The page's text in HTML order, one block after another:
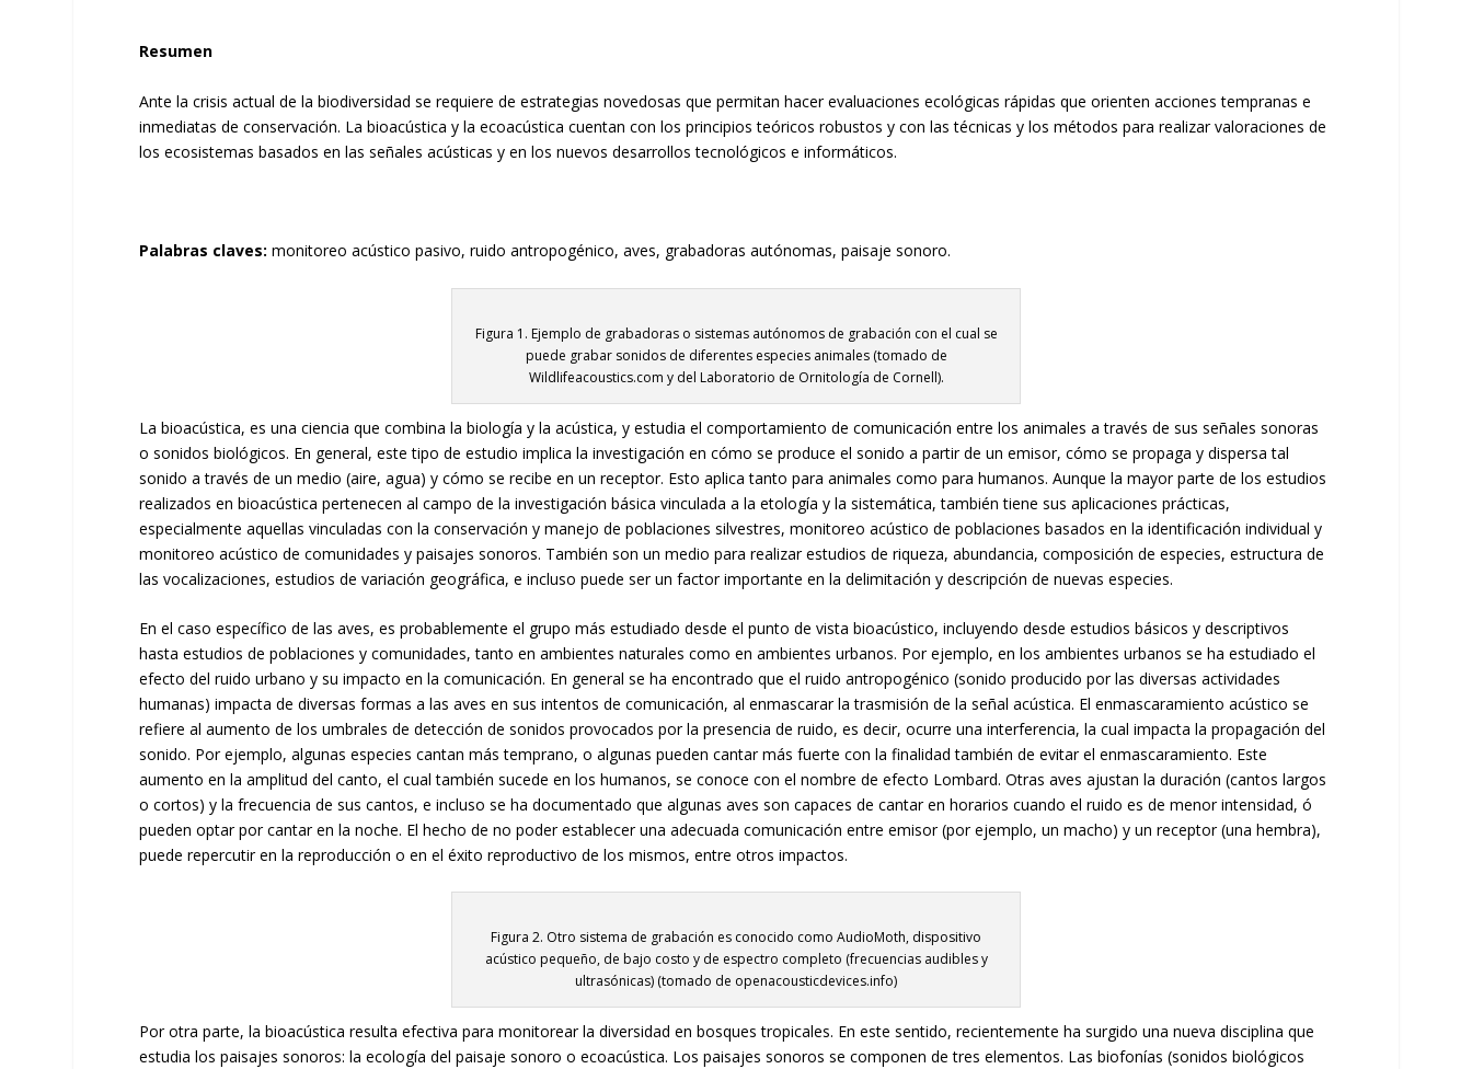
Resumen
Ante la crisis actual de la biodiversidad se requiere de estrategias novedosas que permitan hacer evaluaciones ecológicas rápidas que orienten acciones tempranas e
inmediatas de conservación. La bioacústica y la ecoacústica cuentan con los principios teóricos robustos y con las técnicas y los métodos para realizar valoraciones de
los ecosistemas basados en las señales acústicas y en los nuevos desarrollos tecnológicos e informáticos.
Palabras claves: monitoreo acústico pasivo, ruido antropogénico, aves, grabadoras autónomas, paisaje sonoro.
Figura 1. Ejemplo de grabadoras o sistemas autónomos de grabación con el cual se
puede grabar sonidos de diferentes especies animales (tomado de
Wildlifeacoustics.com y del Laboratorio de Ornitología de Cornell).
La bioacústica, es una ciencia que combina la biología y la acústica, y estudia el comportamiento de comunicación entre los animales a través de sus señales sonoras
o sonidos biológicos. En general, este tipo de estudio implica la investigación en cómo se produce el sonido a partir de un emisor, cómo se propaga y dispersa tal
sonido a través de un medio (aire, agua) y cómo se recibe en un receptor. Esto aplica tanto para animales como para humanos. Aunque la mayor parte de los estudios
realizados en bioacústica pertenecen al campo de la investigación básica vinculada a la etología y la sistemática, también tiene sus aplicaciones prácticas,
especialmente aquellas vinculadas con la conservación y manejo de poblaciones silvestres, monitoreo acústico de poblaciones basados en la identificación individual y
monitoreo acústico de comunidades y paisajes sonoros. También son un medio para realizar estudios de riqueza, abundancia, composición de especies, estructura de
las vocalizaciones, estudios de variación geográfica, e incluso puede ser un factor importante en la delimitación y descripción de nuevas especies.
En el caso específico de las aves, es probablemente el grupo más estudiado desde el punto de vista bioacústico, incluyendo desde estudios básicos y descriptivos
hasta estudios de poblaciones y comunidades, tanto en ambientes naturales como en ambientes urbanos. Por ejemplo, en los ambientes urbanos se ha estudiado el
efecto del ruido urbano y su impacto en la comunicación. En general se ha encontrado que el ruido antropogénico (sonido producido por las diversas actividades
humanas) impacta de diversas formas a las aves en sus intentos de comunicación, al enmascarar la trasmisión de la señal acústica. El enmascaramiento acústico se
refiere al aumento de los umbrales de detección de sonidos provocados por la presencia de ruido, es decir, ocurre una interferencia, la cual impacta la propagación del
sonido. Por ejemplo, algunas especies cantan más temprano, o algunas pueden cantar más fuerte con la finalidad también de evitar el enmascaramiento. Este
aumento en la amplitud del canto, el cual también sucede en los humanos, se conoce con el nombre de efecto Lombard. Otras aves ajustan la duración (cantos largos
o cortos) y la frecuencia de sus cantos, e incluso se ha documentado que algunas aves son capaces de cantar en horarios cuando el ruido es de menor intensidad, ó
pueden optar por cantar en la noche. El hecho de no poder establecer una adecuada comunicación entre emisor (por ejemplo, un macho) y un receptor (una hembra),
puede repercutir en la reproducción o en el éxito reproductivo de los mismos, entre otros impactos.
Figura 2. Otro sistema de grabación es conocido como AudioMoth, dispositivo
acústico pequeño, de bajo costo y de espectro completo (frecuencias audibles y
ultrasónicas) (tomado de openacousticdevices.info)
Por otra parte, la bioacústica resulta efectiva para monitorear la diversidad en bosques tropicales. En este sentido, recientemente ha surgido una nueva disciplina que
estudia los paisajes sonoros: la ecología del paisaje sonoro o ecoacústica. Los paisajes sonoros se componen de tres elementos. Las biofonías (sonidos biológicos